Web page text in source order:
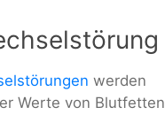
werden
Werte von Blutfetten